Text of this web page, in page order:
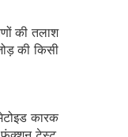
की तलाश
की किसी
कारक